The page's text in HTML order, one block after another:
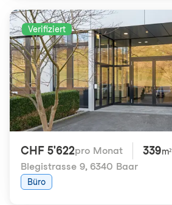
Verifiziert
CHF 5'622pro Monat 339m²
Blegistrasse 9, 6340 Baar
Büro